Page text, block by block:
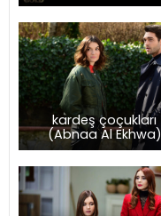
kardeş çoçukları
(Abnaa Al Ekhwa)